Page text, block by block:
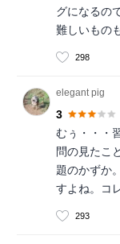
グになるの
難しいもの
298
elegant pig
3
むぅ・・・
問の見たこ
題のかずか
すよね。コ
293